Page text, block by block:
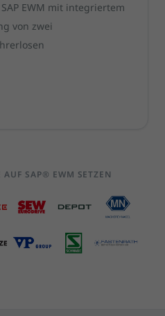
EWM mit integriertem
von zwei
SAP® EWM SETZEN